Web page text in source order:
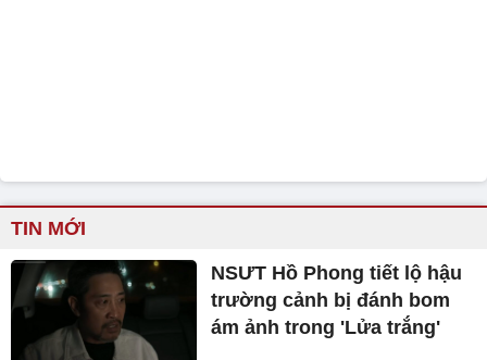
TIN MỚI
NSƯT Hồ Phong tiết lộ hậu
trường cảnh bị đánh bom
ám ảnh trong 'Lửa trắng'